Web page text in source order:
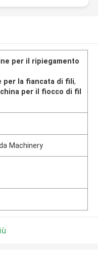
per il ripiegamento
per la fiancata di fili,
per il fiocco di fil
Machinery